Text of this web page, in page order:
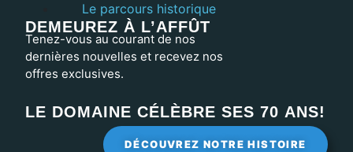
Le parcours historique
DEMEUREZ À L’AFFÛT
Tenez-vous au courant de nos
dernières nouvelles et recevez nos
offres exclusives.
LE DOMAINE CÉLÈBRE SES 70 ANS!
DÉCOUVREZ NOTRE HISTOIRE